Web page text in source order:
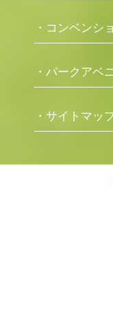
・コンベンシ
・パークアベ
・サイトマッ